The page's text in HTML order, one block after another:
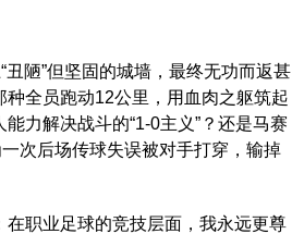
陋”但坚固的城墙，最终无功而返甚
全员跑动12公里，用血肉之躯筑起
力解决战斗的“1-0主义”？还是马赛
次后场传球失误被对手打穿，输掉
职业足球的竞技层面，我永远更尊